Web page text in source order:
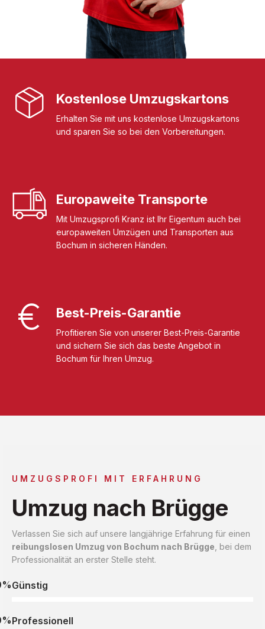
Kostenlose Umzugskartons
Erhalten Sie mit uns kostenlose Umzugskartons
und sparen Sie so bei den Vorbereitungen.
Europaweite Transporte
Mit Umzugsprofi Kranz ist Ihr Eigentum auch bei
europaweiten Umzügen und Transporten aus
Bochum in sicheren Händen.
Best-Preis-Garantie
Profitieren Sie von unserer Best-Preis-Garantie
und sichern Sie sich das beste Angebot in
Bochum für Ihren Umzug.
UMZUGSPROFI MIT ERFAHRUNG
Umzug nach Brügge
Verlassen Sie sich auf unsere langjährige Erfahrung für einen
reibungslosen Umzug von Bochum nach Brügge , bei dem
Professionalität an erster Stelle steht.
Günstig
Professionell